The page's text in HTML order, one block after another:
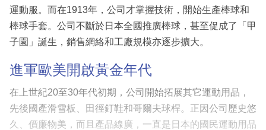
運動服。而在1913年，公司才掌握技術，開始生產棒球和
棒球手套。公司不斷於日本全國推廣棒球，甚至促成了「甲
子園」誕生，銷售網絡和工廠規模亦逐步擴大。
進軍歐美開啟黃金年代
在上世紀20至30年代初期，公司開始拓展其它運動用品，
先後國產滑雪板、田徑釘鞋和哥爾夫球桿。正因公司歷史悠
久、價廉物美，而且產品線廣，一直是日本的國民運動用品